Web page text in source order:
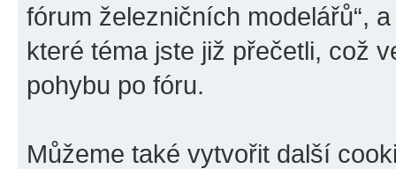
fórum železničních modelářů“,
které téma jste již přečetli, což
pohybu po fóru.
Můžeme také vytvořit další